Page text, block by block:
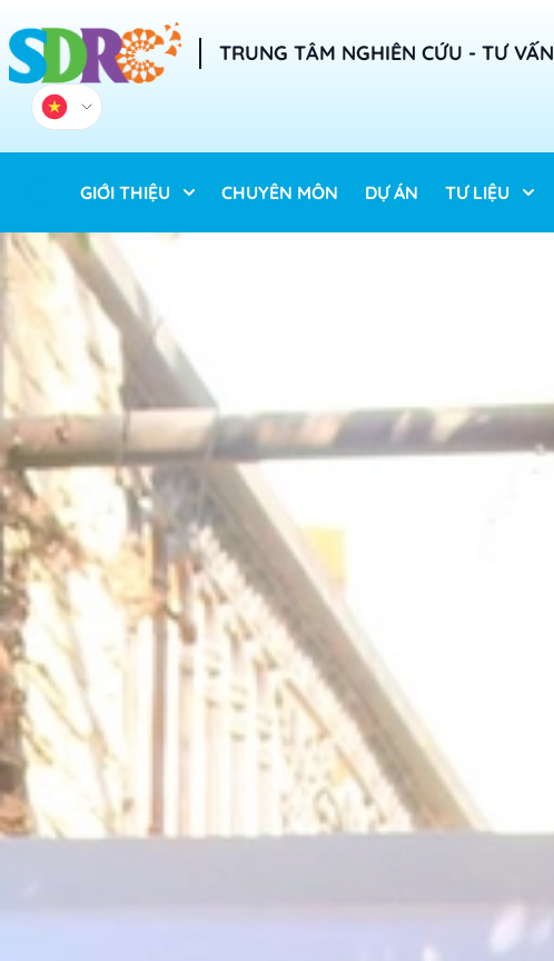
TRUNG TÂM NGHIÊN CỨU - TƯ
GIỚI THIỆU CHUYÊN MÔN DỰ ÁN TƯ LIỆU